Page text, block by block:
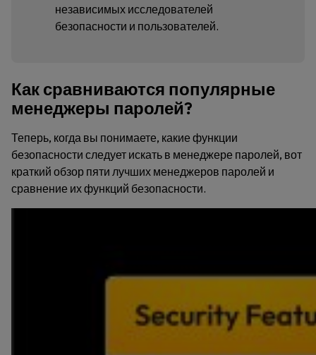
независимых исследователей
безопасности и пользователей.
Как сравниваются популярные
менеджеры паролей?
Теперь, когда вы понимаете, какие функции
безопасности следует искать в менеджере паролей, вот
краткий обзор пяти лучших менеджеров паролей и
сравнение их функций безопасности.